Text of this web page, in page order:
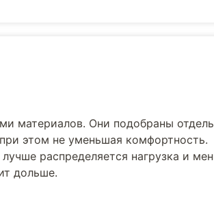
материалов. Они подобраны
этом не уменьшая комфортность.
распределяется нагрузка и
дольше.